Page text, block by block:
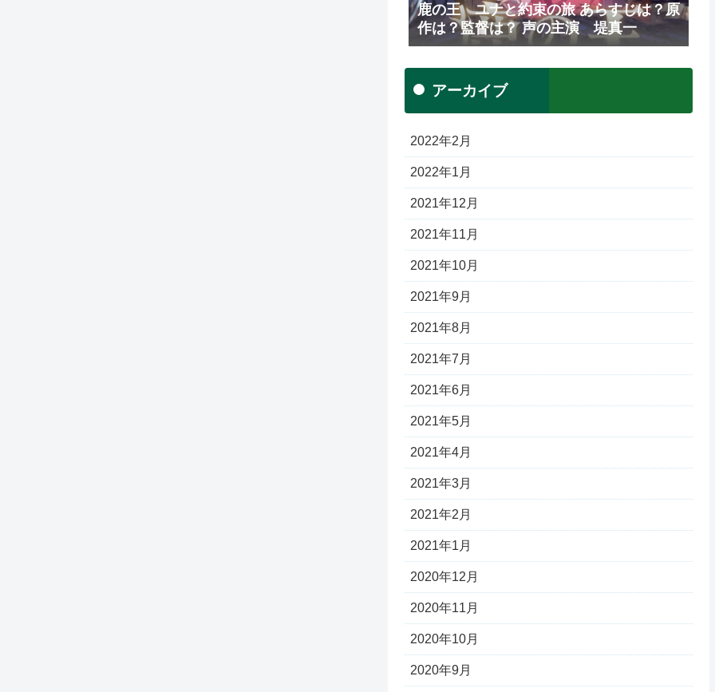
鹿の王 ユナと約束の旅 あらすじは？原
作は？監督は？ 声の主演 堤真一
アーカイブ
2022年2月
2022年1月
2021年12月
2021年11月
2021年10月
2021年9月
2021年8月
2021年7月
2021年6月
2021年5月
2021年4月
2021年3月
2021年2月
2021年1月
2020年12月
2020年11月
2020年10月
2020年9月